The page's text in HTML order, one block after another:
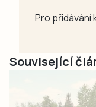
Pro přidávání
Související